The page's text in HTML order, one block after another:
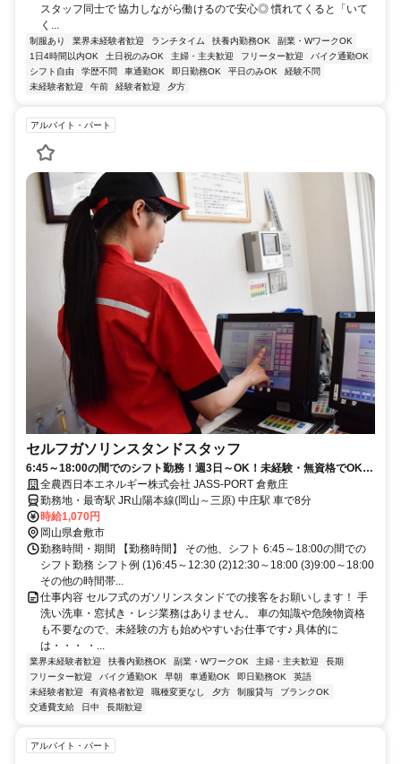
スタッフ同士で 協力しながら働けるので安心◎ 慣れてくると「いて
く...
制服あり 業界未経験者歓迎 ランチタイム 扶養内勤務OK
副業・WワークOK
1日4時間以内OK
土日祝のみOK 主婦・主夫歓迎 フリーター歓迎
バイク通勤OK
シフト自由
学歴不問 車通勤OK 即日勤務OK 平日のみOK
経験不問
未経験者歓迎
午前 経験者歓迎 夕方
アルバイト・パート
セルフガソリンスタンドスタッフ
6:45～18:00の間でのシフト勤務！週3日～OK！未経験・無資格でOK！
手洗い洗車や窓拭きナシ♪扶養内勤務◎
全農西日本エネルギー株式会社 JASS-PORT 倉敷庄
勤務地・最寄駅 JR山陽本線(岡山～三原) 中庄駅 車で8分
時給1,070円
岡山県倉敷市
勤務時間・期間 【勤務時間】 その他、シフト 6:45～18:00の間での
シフト勤務 シフト例 (1)6:45～12:30 (2)12:30～18:00 (3)9:00～18:00
その他の時間帯...
仕事内容 セルフ式のガソリンスタンドでの接客をお願いします！ 手
洗い洗車・窓拭き・レジ業務はありません。 車の知識や危険物資格
も不要なので、未経験の方も始めやすいお仕事です♪ 具体的に
は・・・ ・...
業界未経験者歓迎 扶養内勤務OK 副業・WワークOK 主婦・主夫歓迎
長期
フリーター歓迎
バイク通勤OK 早朝 車通勤OK 即日勤務OK
英語
未経験者歓迎
有資格者歓迎 職種変更なし 夕方 制服貸与
ブランクOK
交通費支給
日中 長期歓迎
アルバイト・パート